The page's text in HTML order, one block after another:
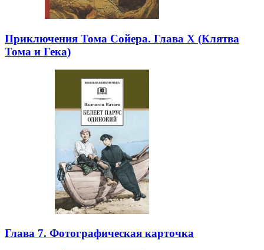
Приключения Тома Сойера. Глава X (Клятва
Тома и Гека)
Глава 7. Фотографическая карточка